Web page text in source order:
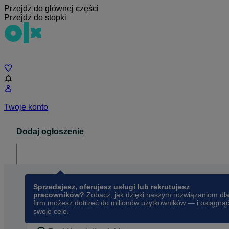
Przejdź do głównej części
Przejdź do stopki
Twoje konto
Dodaj ogłoszenie
Sprzedajesz, oferujesz usługi lub rekrutujesz
pracowników? Zobacz, jak dzięki naszym rozwiązaniom dla
firm możesz dotrzeć do milionów użytkowników — i osiągnąć
swoje cele.